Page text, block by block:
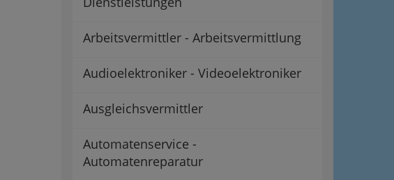
Arbeitsvermittler - Arbeitsvermittlung
Audioelektroniker - Videoelektroniker
Ausgleichsvermittler
Automatenservice -
Automatenreparatur